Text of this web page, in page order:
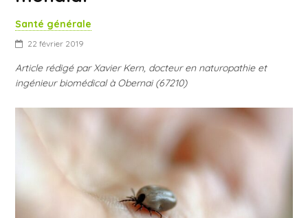
Santé générale
22 février 2019
Article rédigé par Xavier Kern, docteur en naturopathie et
ingénieur biomédical à Obernai (67210)